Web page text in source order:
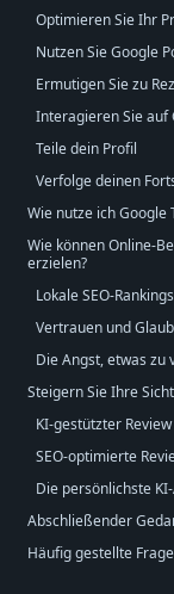
Optimieren Sie Ihr
Nutzen Sie Google
Ermutigen Sie zu
Interagieren Sie auf
Teile dein Profil
Verfolge deinen
Wie nutze ich Google
Wie können Online-
erzielen?
Lokale SEO-
Vertrauen und
Die Angst, etwas zu
Steigern Sie Ihre
KI-gestützter
SEO-optimierte
Die persönlichste
Abschließender
Häufig gestellte